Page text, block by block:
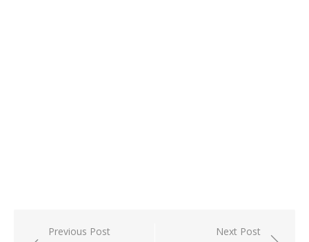
PostPrevious Post Next Post